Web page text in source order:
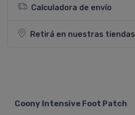
Calculadora de envío
Retirá en nuestras tiendas
Coony Intensive Foot Patch